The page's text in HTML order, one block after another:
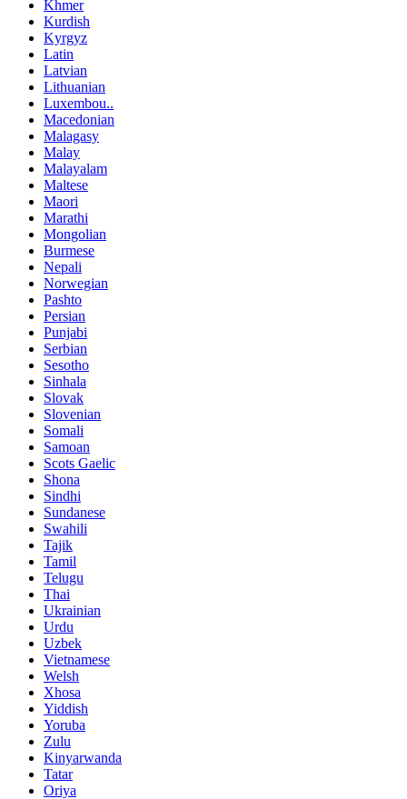
Khmer
Kurdish
Kyrgyz
Latin
Latvian
Lithuanian
Luxembou..
Macedonian
Malagasy
Malay
Malayalam
Maltese
Maori
Marathi
Mongolian
Burmese
Nepali
Norwegian
Pashto
Persian
Punjabi
Serbian
Sesotho
Sinhala
Slovak
Slovenian
Somali
Samoan
Scots Gaelic
Shona
Sindhi
Sundanese
Swahili
Tajik
Tamil
Telugu
Thai
Ukrainian
Urdu
Uzbek
Vietnamese
Welsh
Xhosa
Yiddish
Yoruba
Zulu
Kinyarwanda
Tatar
Oriya